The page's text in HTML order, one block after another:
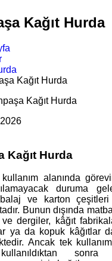
Kağıt Hurda
Kağıt Hurda
Kağıt Hurda
alanında
duruma
ve karton
Bunun dışında
dergiler, kâğıt
ya da kopuk kâğıtlar
Ancak tek
kullanıldıktan